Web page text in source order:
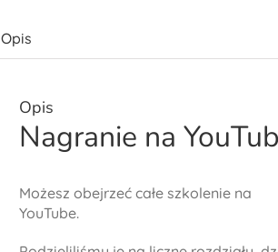
Opis
Opis
Nagranie na
Możesz obejrzeć całe szkolenie na
YouTube.